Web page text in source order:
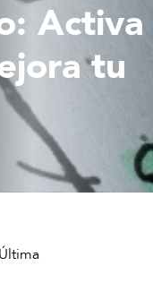
Activa
tu
Última